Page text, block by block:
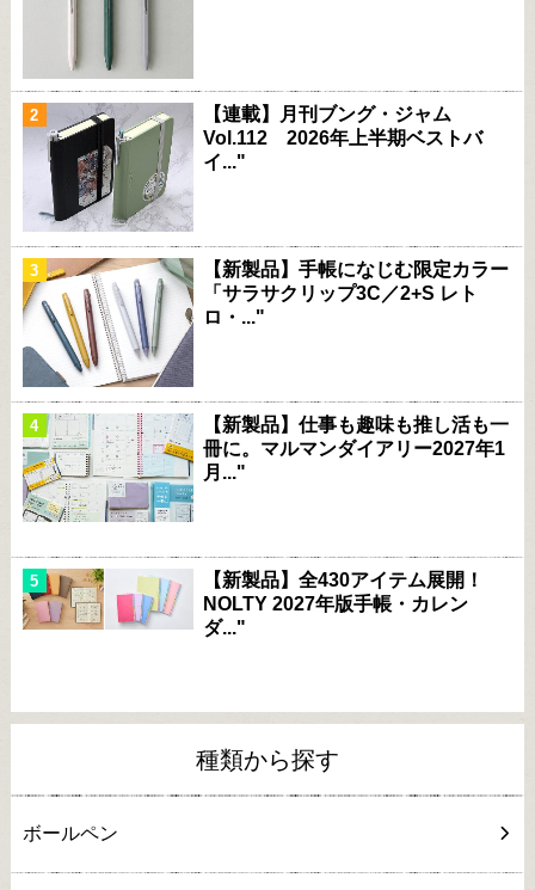
【連載】月刊ブング・ジャム
Vol.112 2026年上半期ベストバ
イ..."
【新製品】手帳になじむ限定カラー
「サラサクリップ3C／2+S レト
ロ・..."
【新製品】仕事も趣味も推し活も一
冊に。マルマンダイアリー2027年1
月..."
【新製品】全430アイテム展開！
NOLTY 2027年版手帳・カレン
ダ..."
種類から探す
ボールペン